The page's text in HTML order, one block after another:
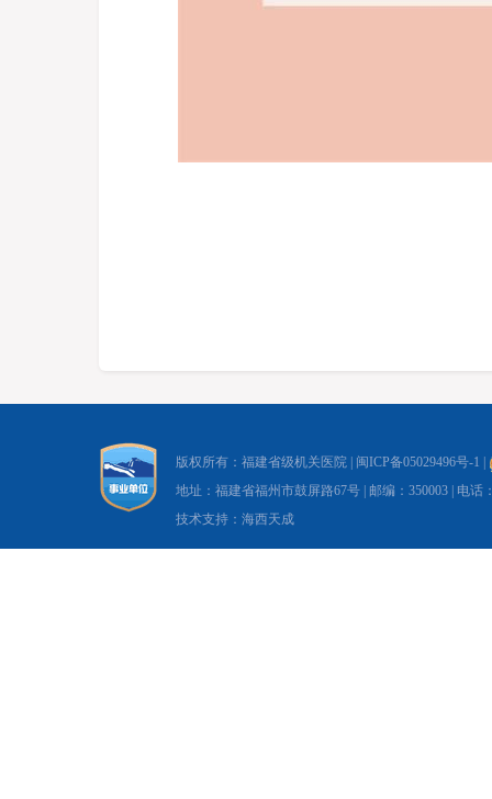
版权所有：福建省级机关医院 | 闽ICP备05029496号-1
地址：福建省福州市鼓屏路67号 | 邮编：350003 | 电话
技术支持：海西天成